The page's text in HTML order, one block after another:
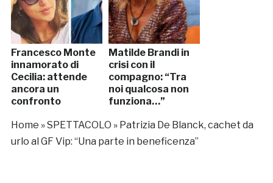
Francesco Monte
innamorato di
Cecilia: attende
ancora un
confronto
Matilde Brandi in
crisi con il
compagno: “Tra
noi qualcosa non
funziona…”
Home »SPETTACOLO » Patrizia De Blanck, cachet da
urlo al GF Vip: “Una parte in beneficenza”